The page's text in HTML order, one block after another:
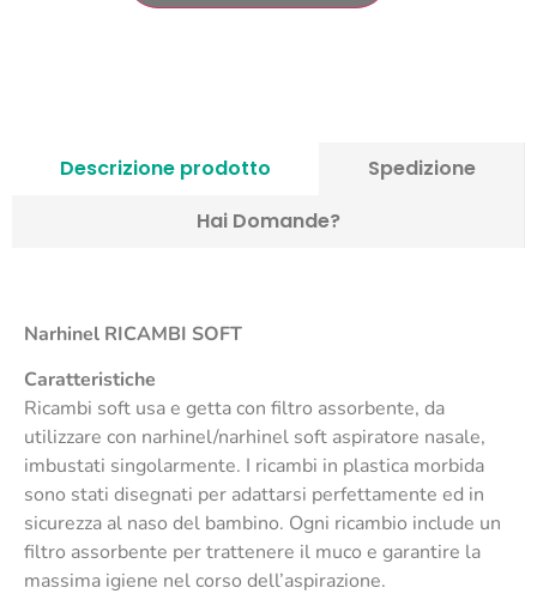
Descrizione prodotto
Spedizione
Hai Domande?
Narhinel RICAMBI SOFT
Caratteristiche
Ricambi soft usa e getta con filtro assorbente, da
utilizzare con narhinel/narhinel soft aspiratore nasale,
imbustati singolarmente. I ricambi in plastica morbida
sono stati disegnati per adattarsi perfettamente ed in
sicurezza al naso del bambino. Ogni ricambio include un
filtro assorbente per trattenere il muco e garantire la
massima igiene nel corso dell’aspirazione.